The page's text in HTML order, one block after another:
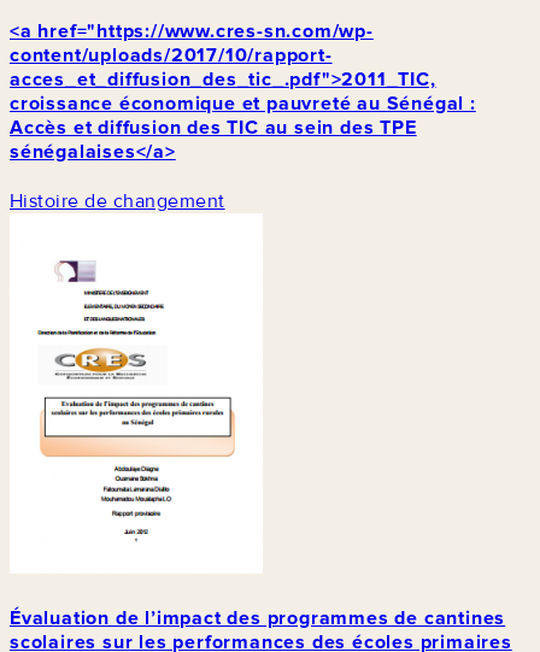
<a href="https://www.cres-sn.com/wp-
content/uploads/2017/10/rapport-
acces_et_diffusion_des_tic_.pdf">2011_TIC,
croissance économique et pauvreté au Sénégal :
Accès et diffusion des TIC au sein des TPE
sénégalaises</a>
Histoire de changement
Évaluation de l’impact des programmes de cantines
scolaires sur les performances des écoles primaires